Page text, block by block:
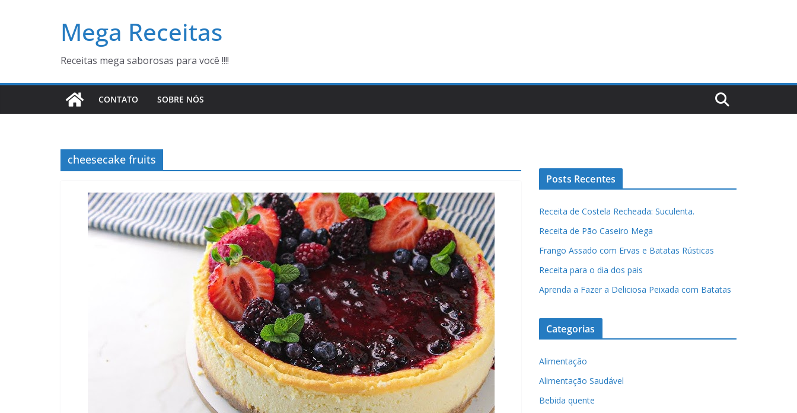
Mega Receitas
Receitas mega saborosas para você !!!!
CONTATO SOBRE NÓS
cheesecake fruits
Posts Recentes
Receita de Costela Recheada: Suculenta.
Receita de Pão Caseiro Mega
Frango Assado com Ervas e Batatas Rústicas
Receita para o dia dos pais
Aprenda a Fazer a Deliciosa Peixada com Batatas
Categorias
Alimentação
Alimentação Saudável
Bebida quente